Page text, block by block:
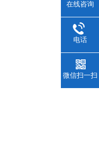
在线咨询
电话
微信扫一扫